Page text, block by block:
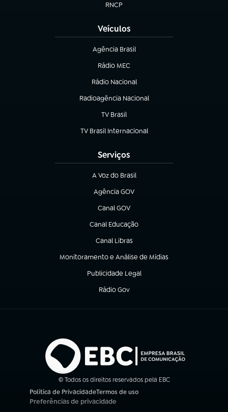
RNCP
(abre em nova aba)
Veículos
Agência Brasil
(abre em nova aba)
Rádio MEC
Rádio Nacional
(abre em nova aba)
Radioagência Nacional
(abre em nova aba)
TV Brasil
(abre em nova aba)
TV Brasil Internacional
(abre em nova aba)
Serviços
A Voz do Brasil
(abre em nova aba)
Agência GOV
(abre em nova aba)
Canal GOV
(abre em nova aba)
Canal Educação
(abre em nova aba)
Canal Libras
(abre em nova aba)
Monitoramento e Análise de Mídias
(abre em nova aba)
Publicidade Legal
(abre em nova aba)
Rádio Gov
(abre em nova aba)
© Todos os direitos reservados pela EBC
Política de Privacidade
(abre em nova aba)
Termos de uso
(abre em nova aba)
Preferências de privacidade